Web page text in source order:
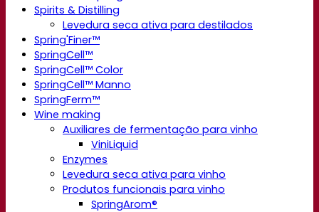
Spirits & Distilling
Levedura seca ativa para destilados
Spring'Finer™
SpringCell™
SpringCell™ Color
SpringCell™ Manno
SpringFerm™
Wine making
Auxiliares de fermentação para vinho
ViniLiquid
Enzymes
Levedura seca ativa para vinho
Produtos funcionais para vinho
SpringArom®